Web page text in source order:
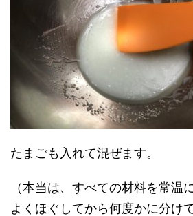
たまごも入れて混ぜます。
（本当は、すべての材料を常温
よくほぐしてから何度かに分け